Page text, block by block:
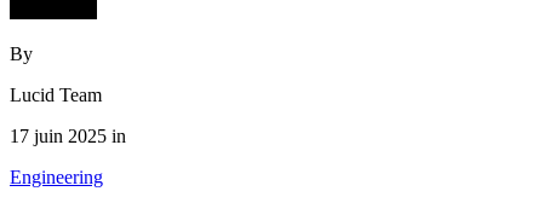
By
Lucid Team
17 juin 2025 in
Engineering